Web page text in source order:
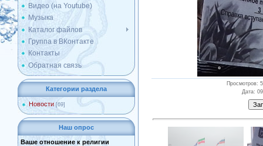
Видео (на Youtube)
Музыка
Каталог файлов
Группа в ВКонтакте
Контакты
Обратная связь
Категории раздела
Новости [69]
Наш опрос
Ваше отношение к религии
Просмотров:
Дата: